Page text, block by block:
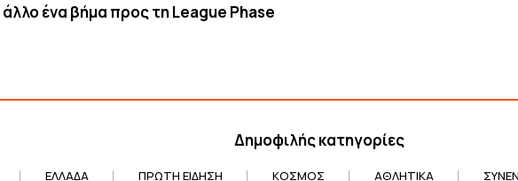
ένα βήμα προς τη League Phase
Δημοφιλής κατηγορίες
ΕΛΛΆΔΑ ΠΡΏΤΗ ΕΊΔΗΣΗ ΚΌΣΜΟΣ ΑΘΛΗΤΙΚΆ